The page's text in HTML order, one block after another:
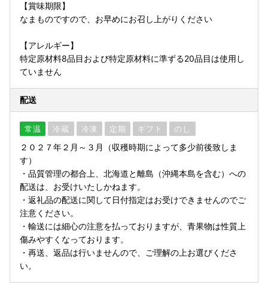
【賞味期限】
なまものですので、お早めにお召し上がりください
【アレルギー】
特定原材料8品目および特定原材料に準ずる20品目は使用し
ていません
配送
常温 冷蔵 冷凍 定期 ギフト のし
２０２７年２月～３月（収穫時期によって多少前後致しま
す）
・品質管理の都合上、北海道と離島（沖縄本島を含む）への
配送は、お受けいたしかねます。
・返礼品の配送に関して日付指定はお受けできませんのでご
注意ください。
・輸送には細心の注意を払っておりますが、青果物は性質上
傷みやすくなっております。
・再送、返品は行いませんので、ご理解の上お選びくださ
い。